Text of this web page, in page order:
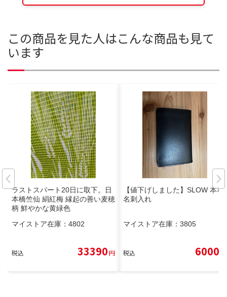
この商品を見た人はこんな商品も見て
います
ラストスパート20日に取下。日
本橋竺仙 絹紅梅 縁起の善い麦穂
柄 鮮やかな黄緑色
マイストア在庫： 4802
税込 33390円
【値下げしました】SLOW 本革
名刺入れ
マイストア在庫： 3805
税込 6000